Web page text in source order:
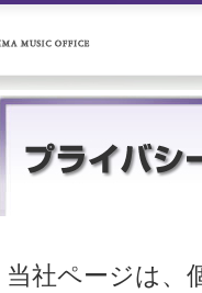
当社ページは、